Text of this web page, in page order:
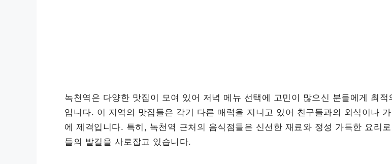
녹천역은 다양한 맛집이 모여 있어 저녁 메뉴 선택에 고민이 많으신 분들에게 최적
입니다. 이 지역의 맛집들은 각기 다른 매력을 지니고 있어 친구들과의 외식이나
에 제격입니다. 특히, 녹천역 근처의 음식점들은 신선한 재료와 정성 가득한 요리
들의 발길을 사로잡고 있습니다.